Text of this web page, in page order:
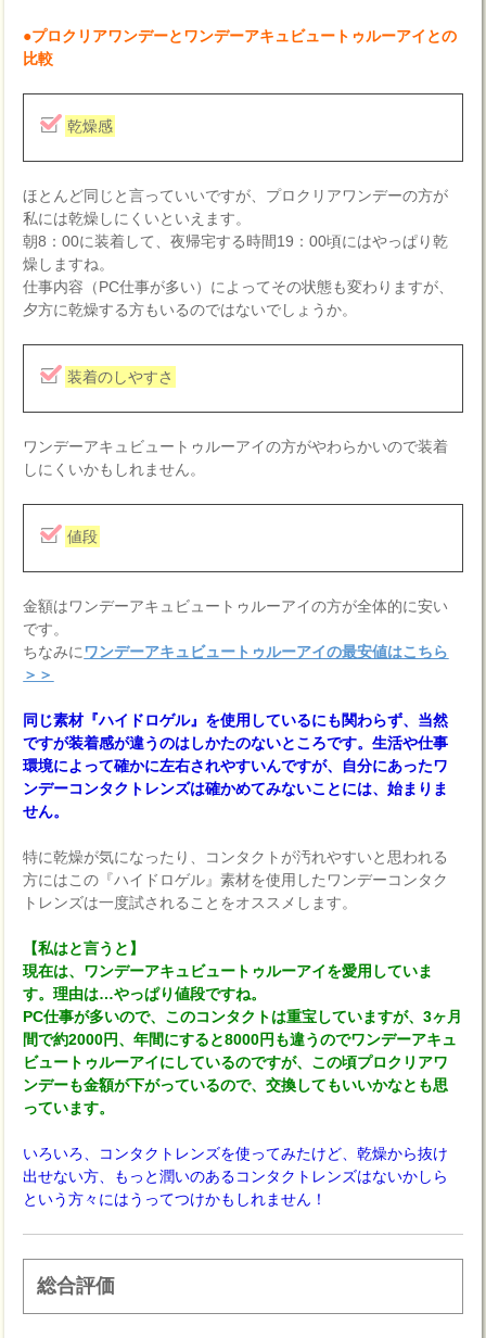
●プロクリアワンデーとワンデーアキュビュートゥルーアイとの
比較
乾燥感
ほとんど同じと言っていいですが、プロクリアワンデーの方が
私には乾燥しにくいといえます。
朝8：00に装着して、夜帰宅する時間19：00頃にはやっぱり乾
燥しますね。
仕事内容（PC仕事が多い）によってその状態も変わりますが、
夕方に乾燥する方もいるのではないでしょうか。
装着のしやすさ
ワンデーアキュビュートゥルーアイの方がやわらかいので装着
しにくいかもしれません。
値段
金額はワンデーアキュビュートゥルーアイの方が全体的に安い
です。
ちなみに ワンデーアキュビュートゥルーアイの最安値はこちら
＞＞
同じ素材『ハイドロゲル』を使用しているにも関わらず、当然
ですが装着感が違うのはしかたのないところです。生活や仕事
環境によって確かに左右されやすいんですが、自分にあったワ
ンデーコンタクトレンズは確かめてみないことには、始まりま
せん。
特に乾燥が気になったり、コンタクトが汚れやすいと思われる
方にはこの『ハイドロゲル』素材を使用したワンデーコンタク
トレンズは一度試されることをオススメします。
【私はと言うと】
現在は、ワンデーアキュビュートゥルーアイを愛用していま
す。理由は…やっぱり値段ですね。
PC仕事が多いので、このコンタクトは重宝していますが、3ヶ月
間で約2000円、年間にすると8000円も違うのでワンデーアキュ
ビュートゥルーアイにしているのですが、この頃プロクリアワ
ンデーも金額が下がっているので、交換してもいいかなとも思
っています。
いろいろ、コンタクトレンズを使ってみたけど、乾燥から抜け
出せない方、もっと潤いのあるコンタクトレンズはないかしら
という方々にはうってつけかもしれません！
総合評価